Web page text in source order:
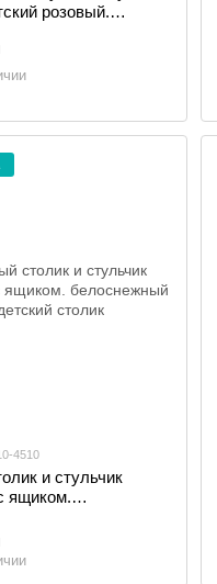
розовый.
4510
и стульчик
ящиком.
детский столик,